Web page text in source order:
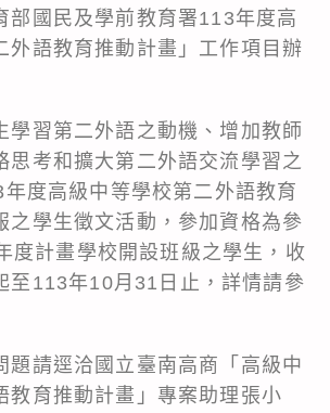
部國民及學前教育署113年度高
外語教育推動計畫」工作項目辦
學習第二外語之動機、增加教師
思考和擴大第二外語交流學習之
度高級中等學校第二外語教育
之學生徵文活動，參加資格為參
度計畫學校開設班級之學生，收
至113年10月31日止，詳情請參
題請逕洽國立臺南高商「高級中
教育推動計畫」專案助理張小